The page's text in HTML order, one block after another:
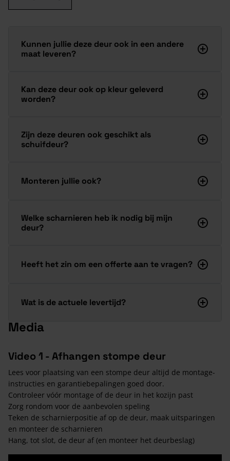
Kunnen jullie deze deur ook in een andere
maat leveren?
Kan deze deur ook op kleur geleverd
worden?
Zijn deze deuren ook geschikt als
schuifdeur?
Monteren jullie ook?
Welke scharnieren heb ik nodig bij mijn
deur?
Heeft het zin om een offerte aan te vragen?
Wat is de actuele levertijd?
Media
Video 1 - Afhangen stompe deur
Lees voor plaatsing van een stompe deur altijd de montage-
instructies en garantiebepalingen goed door.
Controleer vóór montage of de deur in het kozijn past
Zorg rondom voor de aanbevolen speling
Teken de scharnierpositie af op de deur, maak uitsparingen
en monteer de scharnieren
Hang, tot slot, de deur af (en monteer het deurbeslag)